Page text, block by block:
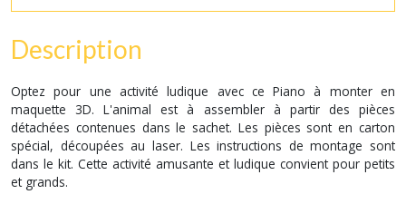
Description
Optez pour une activité ludique avec ce Piano à monter en
maquette 3D. L'animal est à assembler à partir des pièces
détachées contenues dans le sachet. Les pièces sont en carton
spécial, découpées au laser. Les instructions de montage sont
dans le kit. Cette activité amusante et ludique convient pour petits
et grands.